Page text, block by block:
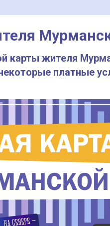
карты жителя
платные